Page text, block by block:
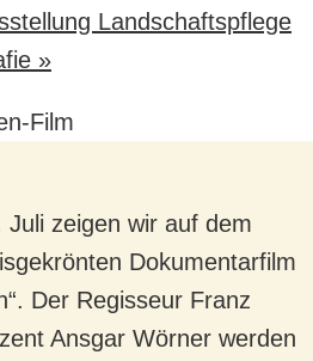
Landschaftspflege
»
zeigen wir auf dem
Dokumentarfilm
Der Regisseur Franz
Ansgar Wörner werden